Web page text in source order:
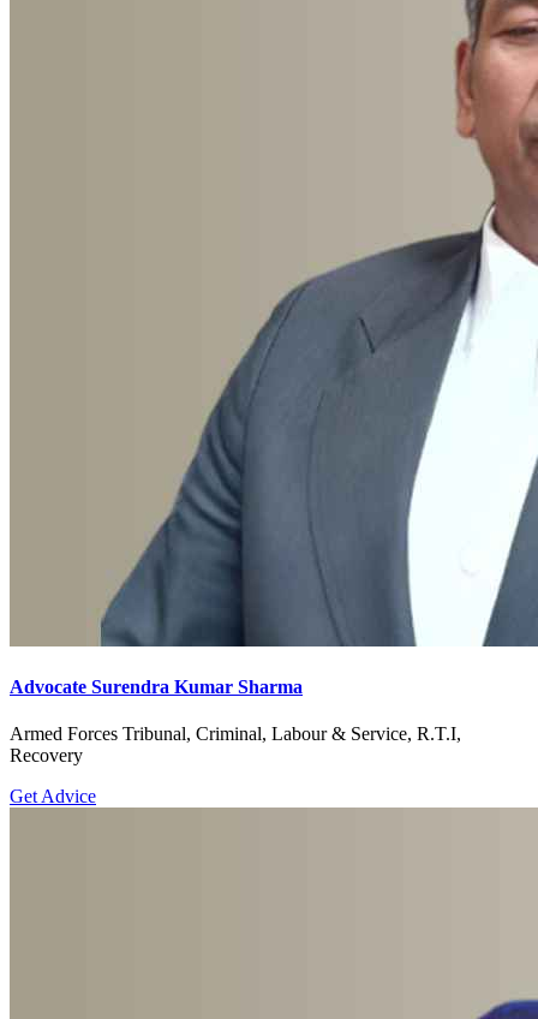
Advocate Surendra Kumar Sharma
Armed Forces Tribunal, Criminal, Labour & Service, R.T.I,
Recovery
Get Advice